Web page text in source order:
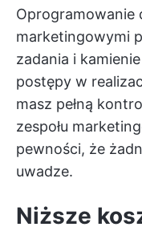
Oprogramowanie
marketingowymi
zadania i
postępy w
masz pełną
zespołu
pewności, że
uwadze.
Niższe